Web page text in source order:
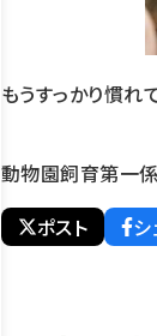
もうすっかり慣れ
動物園飼育第
ポスト
シ